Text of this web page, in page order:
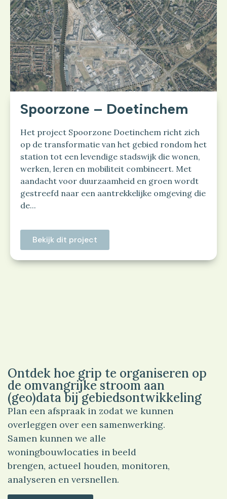
Spoorzone – Doetinchem
Het project Spoorzone Doetinchem richt zich
op de transformatie van het gebied rondom het
station tot een levendige stadswijk die wonen,
werken, leren en mobiliteit combineert. Met
aandacht voor duurzaamheid en groen wordt
gestreefd naar een aantrekkelijke omgeving die
de...
Bekijk dit project
Ontdek hoe grip te organiseren op
de omvangrijke stroom aan
(geo)data bij gebiedsontwikkeling
Plan een afspraak in zodat we kunnen
overleggen over een samenwerking.
Samen kunnen we alle
woningbouwlocaties in beeld
brengen, actueel houden, monitoren,
analyseren en versnellen.